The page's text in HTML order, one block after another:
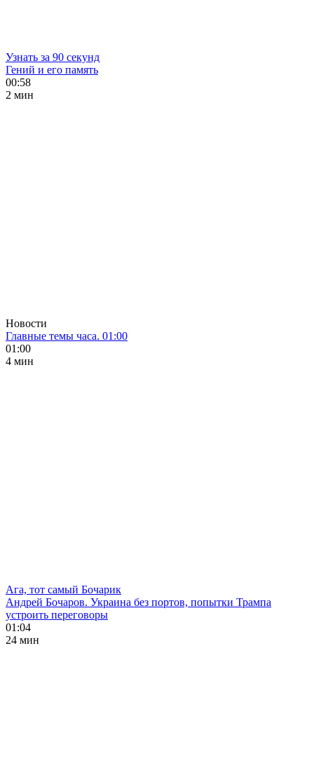
Узнать за 90 секунд
Гений и его память
00:58
2 мин
Новости
Главные темы часа. 01:00
01:00
4 мин
Ага, тот самый Бочарик
Андрей Бочаров. Украина без портов, попытки Трампа
устроить переговоры
01:04
24 мин